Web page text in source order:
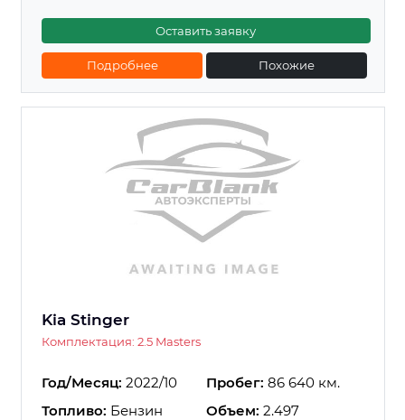
Оставить заявку
Подробнее Похожие
Kia Stinger
Комплектация: 2.5 Masters
Год/Месяц: 2022/10 Пробег: 86 640 км.
Топливо: Бензин Объем: 2.497